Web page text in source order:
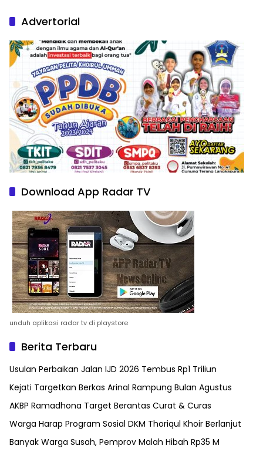
Advertorial
Download App Radar TV
unduh aplikasi radar tv di playstore
Berita Terbaru
Usulan Perbaikan Jalan IJD 2026 Tembus Rp1 Triliun
Kejati Targetkan Berkas Arinal Rampung Bulan Agustus
AKBP Ramadhona Target Berantas Curat & Curas
Warga Harap Program Sosial DKM Thoriqul Khoir Berlanjut
Banyak Warga Susah, Pemprov Malah Hibah Rp35 M